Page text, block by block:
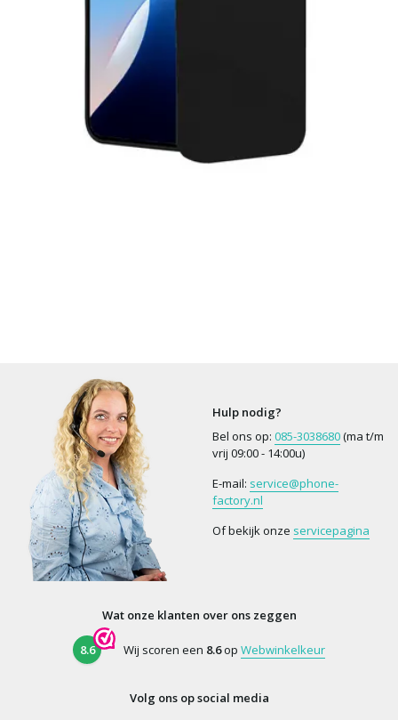
Hulp nodig?
Bel ons op: 085-3038680(ma t/m
vrij 09:00 - 14:00u)
E-mail: service@phone-
factory.nl
Of bekijk onze servicepagina
Wat onze klanten over ons zeggen
8.6 Wij scoren een 8.6op Webwinkelkeur
Volg ons op social media